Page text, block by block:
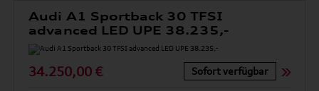
Audi A1 Sportback 30 TFSI
advanced LED UPE 38.235,-
34.250,00 € Sofort verfügbar